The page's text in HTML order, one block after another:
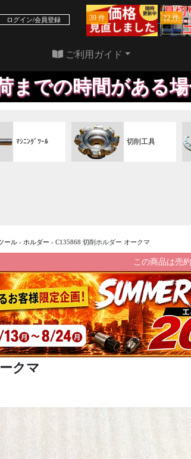
ログイン/会員登録 39 件 22 件
ご利用ガイド
合や、価格が
ﾏｼﾆﾝｸﾞﾂｰﾙ 切削工具
ール › ホルダー › C135868 切削ホルダー オークマ
この商品は売
クマ